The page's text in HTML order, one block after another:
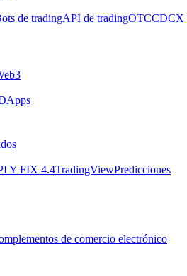
de tradingAPI de tradingOTCCDCX
Y FIX 4.4TradingViewPredicciones
de comercio electrónico